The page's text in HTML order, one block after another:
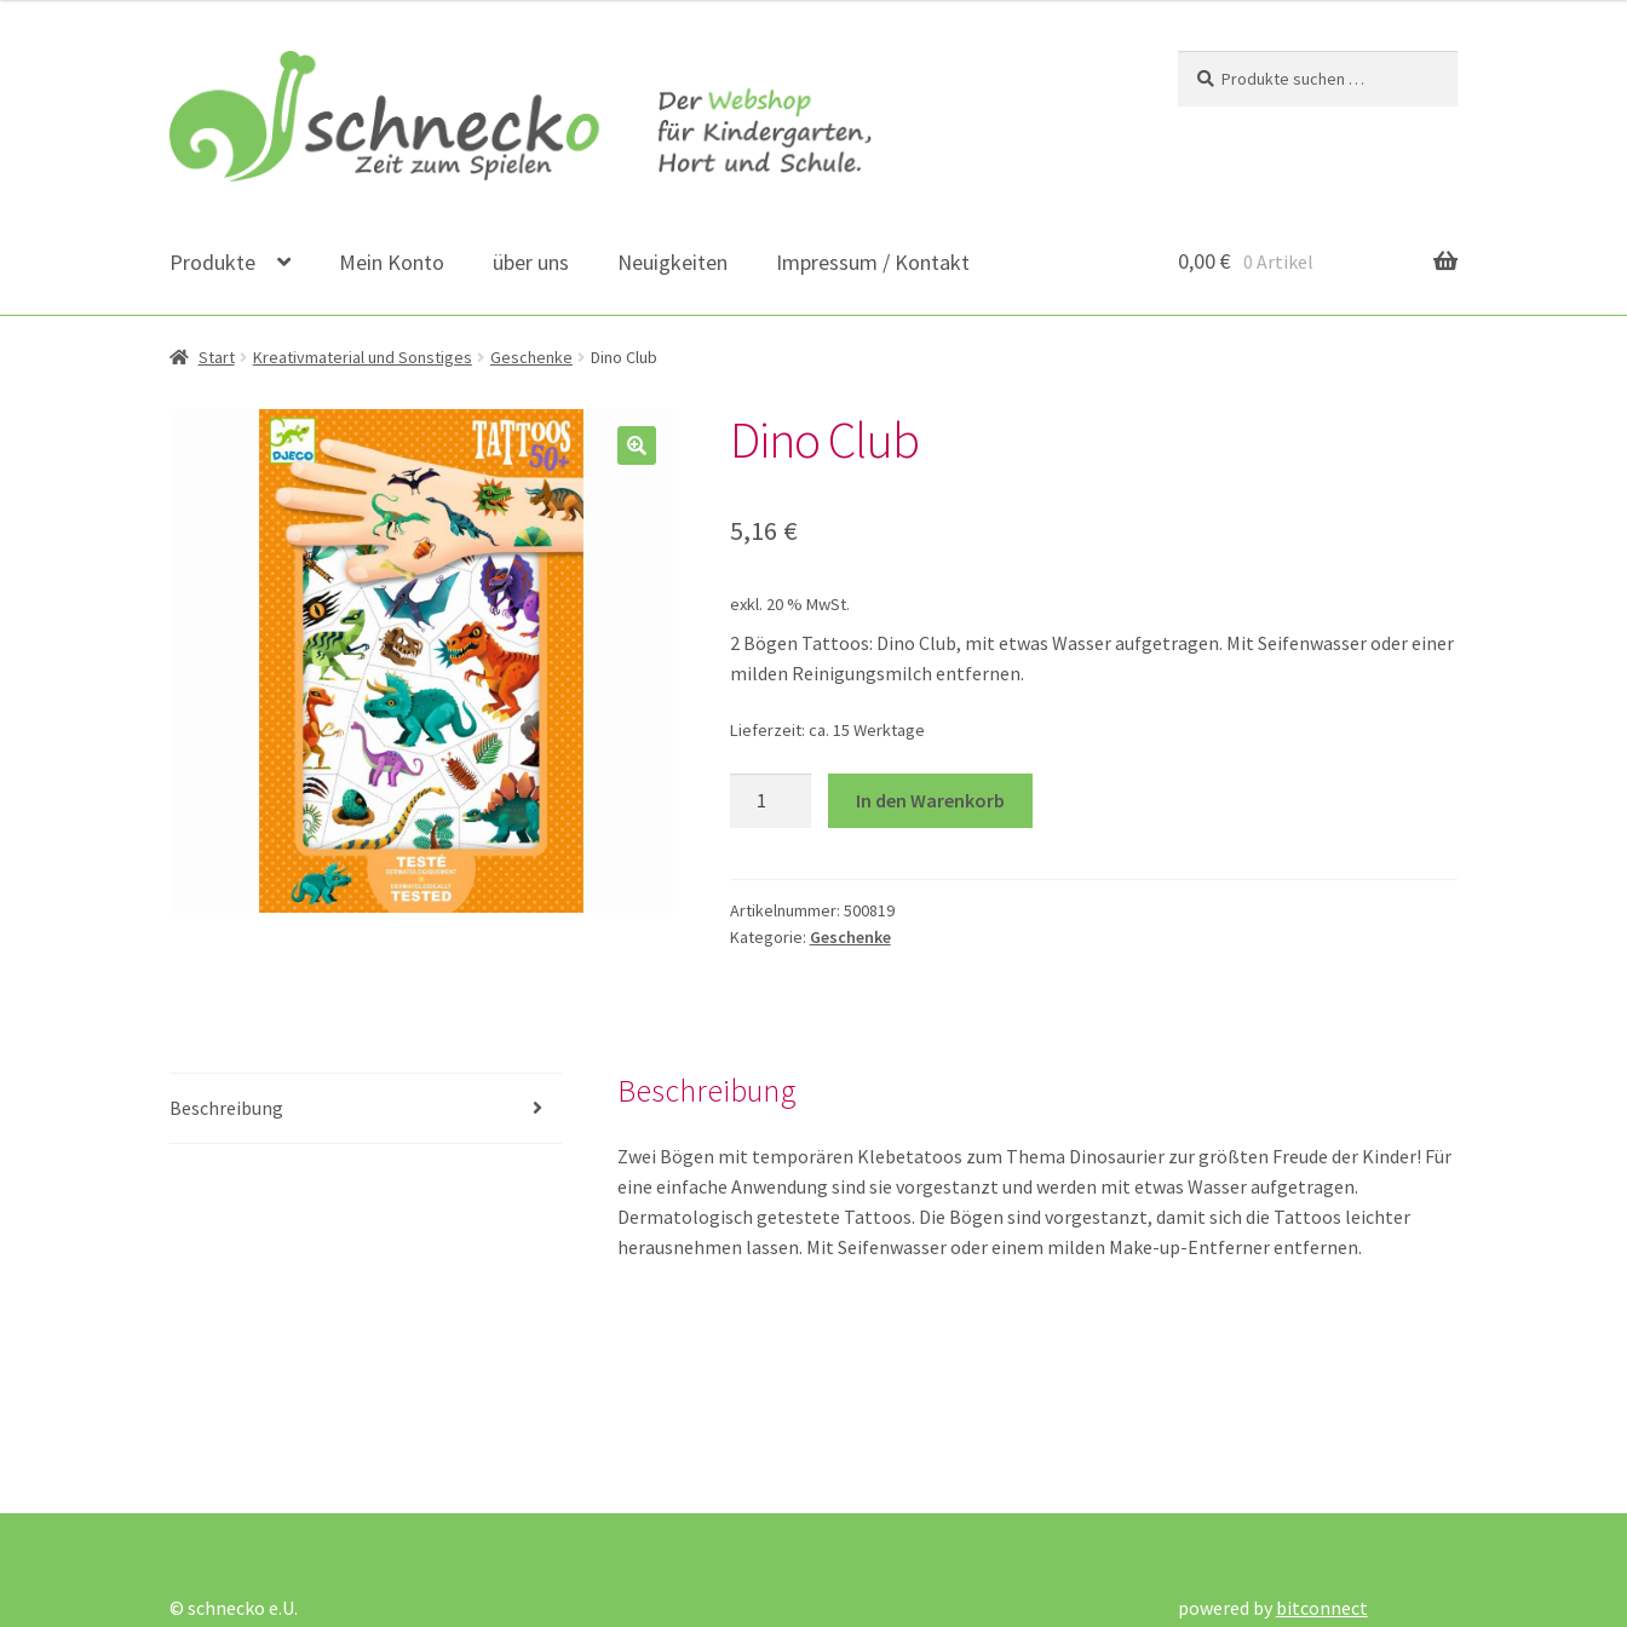
Navigation
springen
Inhalt
springen
nach:
Produkte Mein Konto über uns Neuigkeiten Impressum / Kontakt 0,00€ 0 Artikel
Start Kreativmaterial und Sonstiges Geschenke Dino Club
Dino Club
5,16 €
exkl. 20 % MwSt.
2 Bögen Tattoos: Dino Club, mit etwas Wasser aufgetragen. Mit Seifenwasser oder einer
milden Reinigungsmilch entfernen.
Lieferzeit: ca. 15 Werktage
In den Warenkorb
Artikelnummer: 500819
Kategorie: Geschenke
Beschreibung Beschreibung
Zwei Bögen mit temporären Klebetatoos zum Thema Dinosaurier zur größten Freude der Kinder! Für
eine einfache Anwendung sind sie vorgestanzt und werden mit etwas Wasser aufgetragen.
Dermatologisch getestete Tattoos. Die Bögen sind vorgestanzt, damit sich die Tattoos leichter
herausnehmen lassen. Mit Seifenwasser oder einem milden Make-up-Entferner entfernen.
© schnecko e.U.
powered by bitconnect